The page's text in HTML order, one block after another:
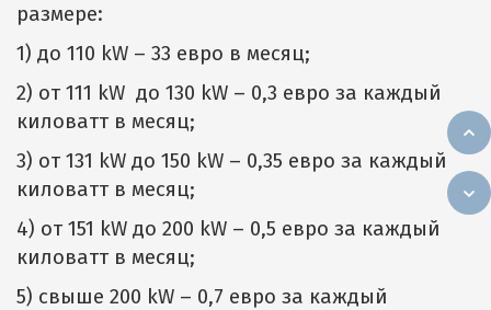
размере:
1) до 110 kW – 33 евро в месяц;
2) от 111 kW до 130 kW – 0,3 евро за каждый
киловатт в месяц;
3) от 131 kW до 150 kW – 0,35 евро за каждый
киловатт в месяц;
4) от 151 kW до 200 kW – 0,5 евро за каждый
киловатт в месяц;
5) свыше 200 kW – 0,7 евро за каждый